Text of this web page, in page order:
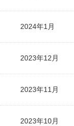
2024年1月
2023年12月
2023年11月
2023年10月